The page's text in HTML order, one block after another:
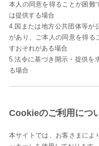
本人の同意を得ることが困難
は提供する場合
4.国または地方公共団体等が
があり、ご本人の同意を得る
すおそれがある場合
5.法令に基づき開示・提供を
る場合
Cookieのご利用につ
本サイトでは、お客さまによ